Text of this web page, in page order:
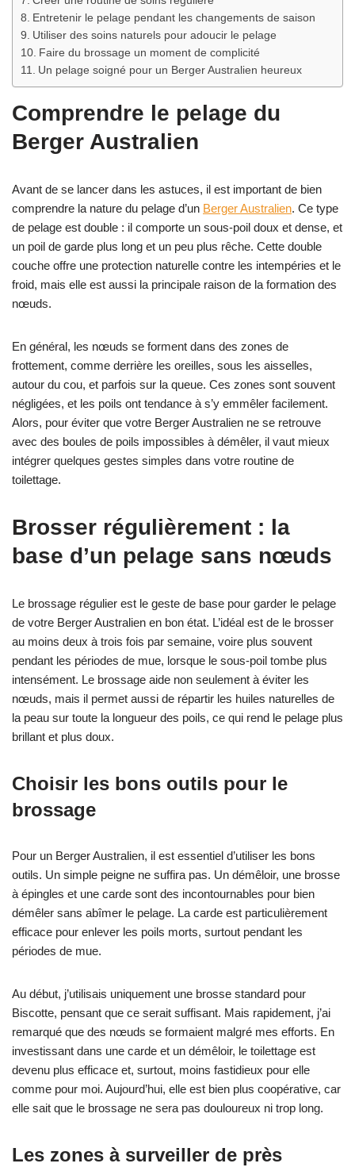
Entretenir le pelage pendant les changements de saison
Utiliser des soins naturels pour adoucir le pelage
Faire du brossage un moment de complicité
Un pelage soigné pour un Berger Australien heureux
Comprendre le pelage du
Berger Australien
Avant de se lancer dans les astuces, il est important de bien
comprendre la nature du pelage d’un Berger Australien. Ce type
de pelage est double : il comporte un sous-poil doux et dense, et
un poil de garde plus long et un peu plus rêche. Cette double
couche offre une protection naturelle contre les intempéries et le
froid, mais elle est aussi la principale raison de la formation des
nœuds.
En général, les nœuds se forment dans des zones de
frottement, comme derrière les oreilles, sous les aisselles,
autour du cou, et parfois sur la queue. Ces zones sont souvent
négligées, et les poils ont tendance à s’y emmêler facilement.
Alors, pour éviter que votre Berger Australien ne se retrouve
avec des boules de poils impossibles à démêler, il vaut mieux
intégrer quelques gestes simples dans votre routine de
toilettage.
Brosser régulièrement : la
base d’un pelage sans nœuds
Le brossage régulier est le geste de base pour garder le pelage
de votre Berger Australien en bon état. L’idéal est de le brosser
au moins deux à trois fois par semaine, voire plus souvent
pendant les périodes de mue, lorsque le sous-poil tombe plus
intensément. Le brossage aide non seulement à éviter les
nœuds, mais il permet aussi de répartir les huiles naturelles de
la peau sur toute la longueur des poils, ce qui rend le pelage plus
brillant et plus doux.
Choisir les bons outils pour le
brossage
Pour un Berger Australien, il est essentiel d’utiliser les bons
outils. Un simple peigne ne suffira pas. Un démêloir, une brosse
à épingles et une carde sont des incontournables pour bien
démêler sans abîmer le pelage. La carde est particulièrement
efficace pour enlever les poils morts, surtout pendant les
périodes de mue.
Au début, j’utilisais uniquement une brosse standard pour
Biscotte, pensant que ce serait suffisant. Mais rapidement, j’ai
remarqué que des nœuds se formaient malgré mes efforts. En
investissant dans une carde et un démêloir, le toilettage est
devenu plus efficace et, surtout, moins fastidieux pour elle
comme pour moi. Aujourd’hui, elle est bien plus coopérative, car
elle sait que le brossage ne sera pas douloureux ni trop long.
Les zones à surveiller de près